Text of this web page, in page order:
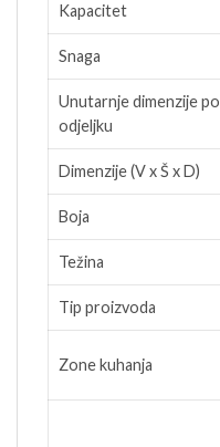
Kapacitet
Snaga
Unutarnje dimenzije po
odjeljku
Dimenzije (V x Š x D)
Boja
Težina
Tip proizvoda
Zone kuhanja